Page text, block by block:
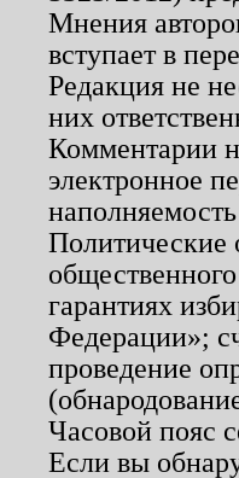
Мнения
вступает в
Редакция не
них
Комментарии
электронное
Политические
гарантиях
Федерации»;
проведение
Часовой пояс
Если вы